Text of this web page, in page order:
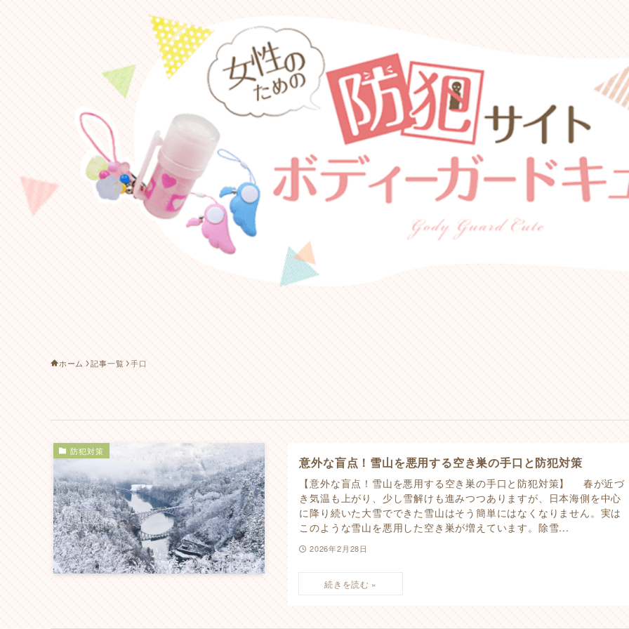
ホーム 記事一覧 手口
防犯対策
意外な盲点！雪山を悪用する空き巣の手口と防犯対策
【意外な盲点！雪山を悪用する空き巣の手口と防犯対策】 春が近づ
き気温も上がり、少し雪解けも進みつつありますが、日本海側を中心
に降り続いた大雪でできた雪山はそう簡単にはなくなりません。実は
このような雪山を悪用した空き巣が増えています。除雪...
2026年2月28日